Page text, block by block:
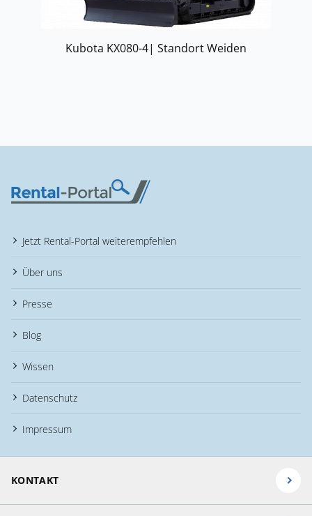
Kubota KX080-4| Standort Weiden
Jetzt Rental-Portal weiterempfehlen
Über uns
Presse
Blog
Wissen
Datenschutz
Impressum
KONTAKT